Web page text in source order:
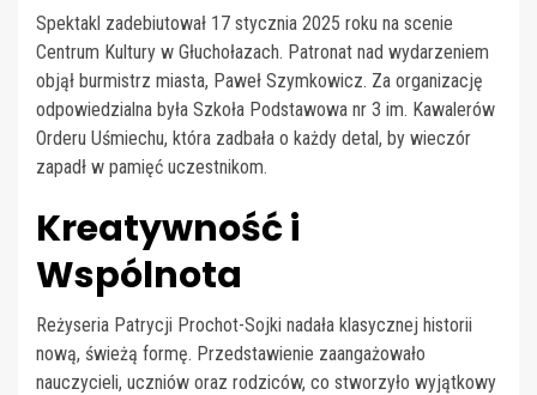
Spektakl zadebiutował 17 stycznia 2025 roku na scenie
Centrum Kultury w Głuchołazach. Patronat nad wydarzeniem
objął burmistrz miasta, Paweł Szymkowicz. Za organizację
odpowiedzialna była Szkoła Podstawowa nr 3 im. Kawalerów
Orderu Uśmiechu, która zadbała o każdy detal, by wieczór
zapadł w pamięć uczestnikom.
Kreatywność i
Wspólnota
Reżyseria Patrycji Prochot-Sojki nadała klasycznej historii
nową, świeżą formę. Przedstawienie zaangażowało
nauczycieli, uczniów oraz rodziców, co stworzyło wyjątkowy